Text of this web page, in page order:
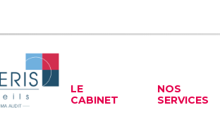
Principal
LE
CABINET
NOS
SERVICES